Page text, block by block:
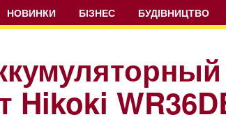
НОВИНКИ БІЗНЕС БУДІВНИЦТВО
Hikoki